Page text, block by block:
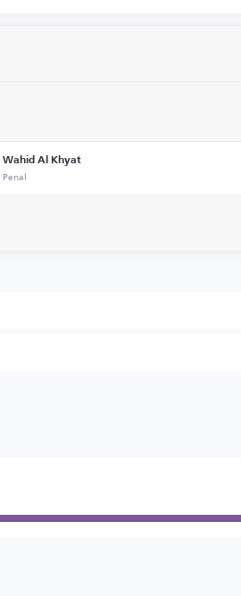
Wahid Al Khyat
Penal